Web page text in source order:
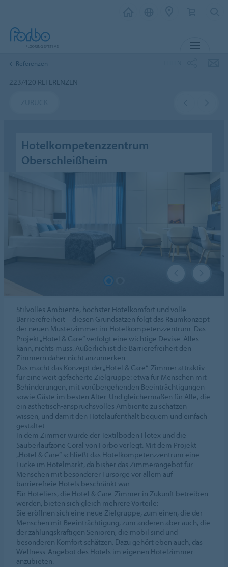
Referenzen
223/420 REFERENZEN
Hotelkompetenzzentrum
Oberschleißheim
Stilvolles Ambiente, höchster Hotelkomfort und volle
Barrierefreiheit – diesen Grundsätzen folgt das Raumkonzept
der neuen Musterzimmer im Hotelkompetenzzentrum. Das
Projekt „Hotel & Care“ verfolgt eine wichtige Devise: Alles
kann, nichts muss. Äußerlich ist die Barrierefreiheit den
Zimmern daher nicht anzumerken.
Das macht das Konzept der „Hotel & Care“-Zimmer attraktiv
für eine weit gefächerte Zielgruppe: etwa für Menschen mit
Behinderungen, mit vorübergehenden Beeinträchtigungen
sowie Gäste im besten Alter. Und gleichermaßen für Alle, die
ein ästhetisch-anspruchsvolles Ambiente zu schätzen
wissen, und damit den Hotelaufenthalt bequem und einfach
gestaltet.
In dem Zimmer wurde der Textilboden Flotex und die
Sauberlaufzone Coral von Forbo verlegt. Mit dem Projekt
„Hotel & Care“ schließt das Hotelkompetenzzentrum eine
Lücke im Hotelmarkt, da bisher das Zimmerangebot für
Menschen mit besonderer Fürsorge vor allem auf
barrierefreie Hotels beschränkt war.
Für Hoteliers, die Hotel & Care-Zimmer in Zukunft betreiben
werden, bieten sich gleich mehrere Vorteile:
Sie eröffnen sich eine neue Zielgruppe, zum einen, die der
Menschen mit Beeinträchtigung, zum anderen aber auch, die
der zahlungskräftigen Senioren, die mobil sind und
besonderen Komfort schätzen. Dazu gehört eben auch, das
Wellness-Angebot des Hotels im eigenen Hotelzimmer
anzubieten.